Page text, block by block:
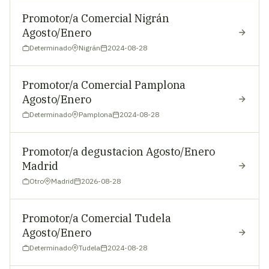
Promotor/a Comercial Nigrán
Agosto/Enero
Determinado Nigrán 2024-08-28
Promotor/a Comercial Pamplona
Agosto/Enero
Determinado Pamplona 2024-08-28
Promotor/a degustacion Agosto/Enero
Madrid
Otro Madrid 2026-08-28
Promotor/a Comercial Tudela
Agosto/Enero
Determinado Tudela 2024-08-28